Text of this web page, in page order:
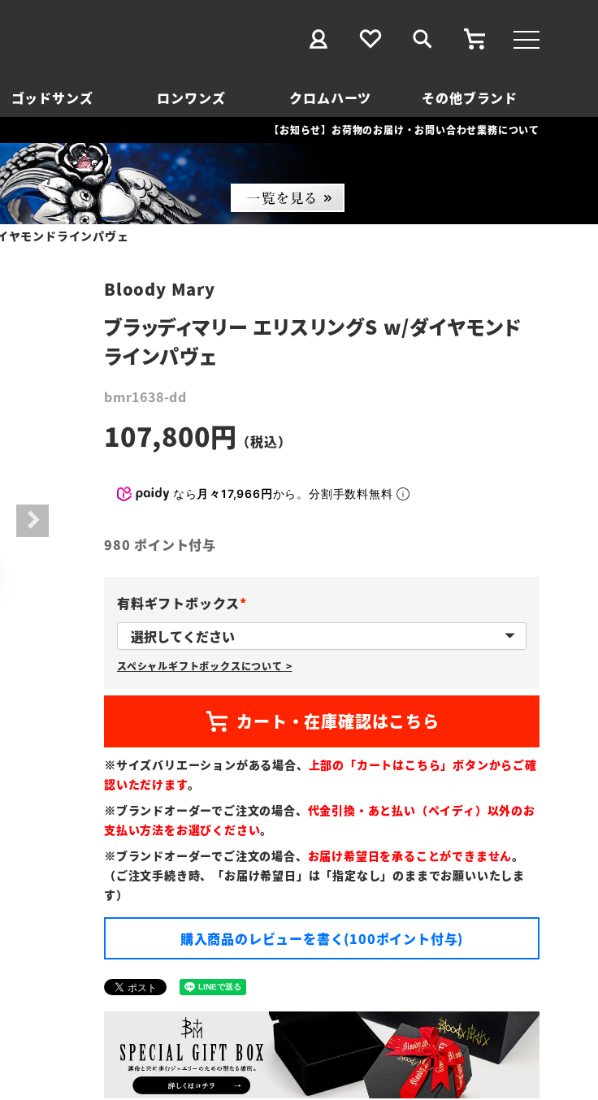
ゴッドサンズ ロンワンズ クロムハーツ その他ブランド
【お知らせ】お荷物のお届け・お問い合わせ業務について
ヤモンドラインパヴェ
Bloody Mary
ブラッディマリー エリスリングS w/ダイヤモンド
ラインパヴェ
bmr1638-dd
107,800
なら 月々17,966円から。分割手数料無料
980 ポイント付与
有料ギフトボックス
(
必
スペシャルギフトボックスについて >
※サイズバリエーションがある場合、
上部の「カートはこちら」ボタンからご確
認いただけます。
※ブランドオーダーでご注文の場合、 代金引換・あと払い（ペイディ）以外のお
支払い方法をお選びください。
※ブランドオーダーでご注文の場合、 お届け希望日を承ることができません。
（ご注文手続き時、「お届け希望日」は「指定なし」のままでお願いいたしま
す）
購入商品のレビューを書く(100ポイント付与)